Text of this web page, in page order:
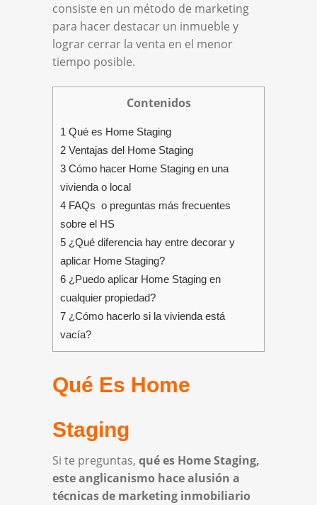
consiste en un método de marketing
para hacer destacar un inmueble y
lograr cerrar la venta en el menor
tiempo posible.
Contenidos
1 Qué es Home Staging
2 Ventajas del Home Staging
3 Cómo hacer Home Staging en una
vivienda o local
4 FAQs o preguntas más frecuentes
sobre el HS
5 ¿Qué diferencia hay entre decorar y
aplicar Home Staging?
6 ¿Puedo aplicar Home Staging en
cualquier propiedad?
7 ¿Cómo hacerlo si la vivienda está
vacía?
Qué Es Home
Staging
Si te preguntas, qué es Home Staging,
este anglicanismo hace alusión a
técnicas de marketing inmobiliario